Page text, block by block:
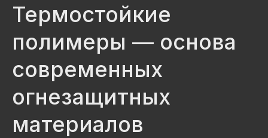
Термостойкие
полимеры — основа
современных
огнезащитных
материалов